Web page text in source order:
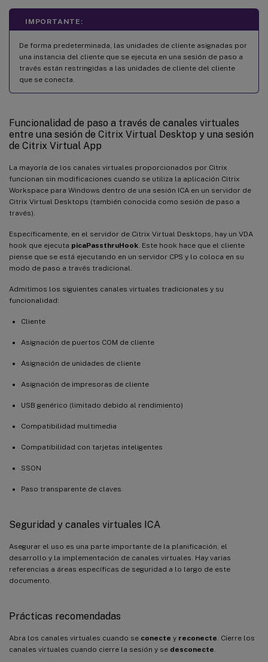
IMPORTANTE:
De forma predeterminada, las unidades de cliente asignadas por
una instancia del cliente que se ejecuta en una sesión de paso a
través están restringidas a las unidades de cliente del cliente
que se conecta.
Funcionalidad de paso a través de canales virtuales
entre una sesión de Citrix Virtual Desktop y una sesión
de Citrix Virtual App
La mayoría de los canales virtuales proporcionados por Citrix
funcionan sin modificaciones cuando se utiliza la aplicación Citrix
Workspace para Windows dentro de una sesión ICA en un servidor de
Citrix Virtual Desktops (también conocida como sesión de paso a
través).
Específicamente, en el servidor de Citrix Virtual Desktops, hay un VDA
hook que ejecuta picaPassthruHook . Este hook hace que el cliente
piense que se está ejecutando en un servidor CPS y lo coloca en su
modo de paso a través tradicional.
Admitimos los siguientes canales virtuales tradicionales y su
funcionalidad:
Cliente
Asignación de puertos COM de cliente
Asignación de unidades de cliente
Asignación de impresoras de cliente
USB genérico (limitado debido al rendimiento)
Compatibilidad multimedia
Compatibilidad con tarjetas inteligentes
SSON
Paso transparente de claves
Seguridad y canales virtuales ICA
Asegurar el uso es una parte importante de la planificación, el
desarrollo y la implementación de canales virtuales. Hay varias
referencias a áreas específicas de seguridad a lo largo de este
documento.
Prácticas recomendadas
Abra los canales virtuales cuando se conecte y reconecte . Cierre los
canales virtuales cuando cierre la sesión y se desconecte